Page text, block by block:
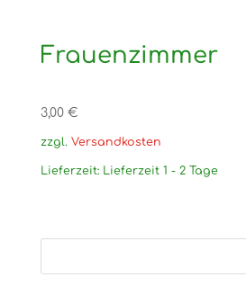
Frauenzimmer
3,00 €
zzgl. Versandkosten
Lieferzeit: Lieferzeit 1 - 2 Tage